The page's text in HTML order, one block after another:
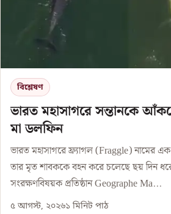
বিশ্লেষণ
ভারত মহাসাগরে সন্তানকে
মা ডলফিন
ভারত মহাসাগরে ফ্র্যাগল (Fraggle) নামের
তার মৃত শাবককে বহন করে চলেছে ছয় দিন
সংরক্ষণবিষয়ক প্রতিষ্ঠান Geographe Ma...
৫ আগস্ট, ২০২৬১ মিনিট পাঠ